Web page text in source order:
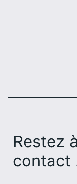
Restez
contact